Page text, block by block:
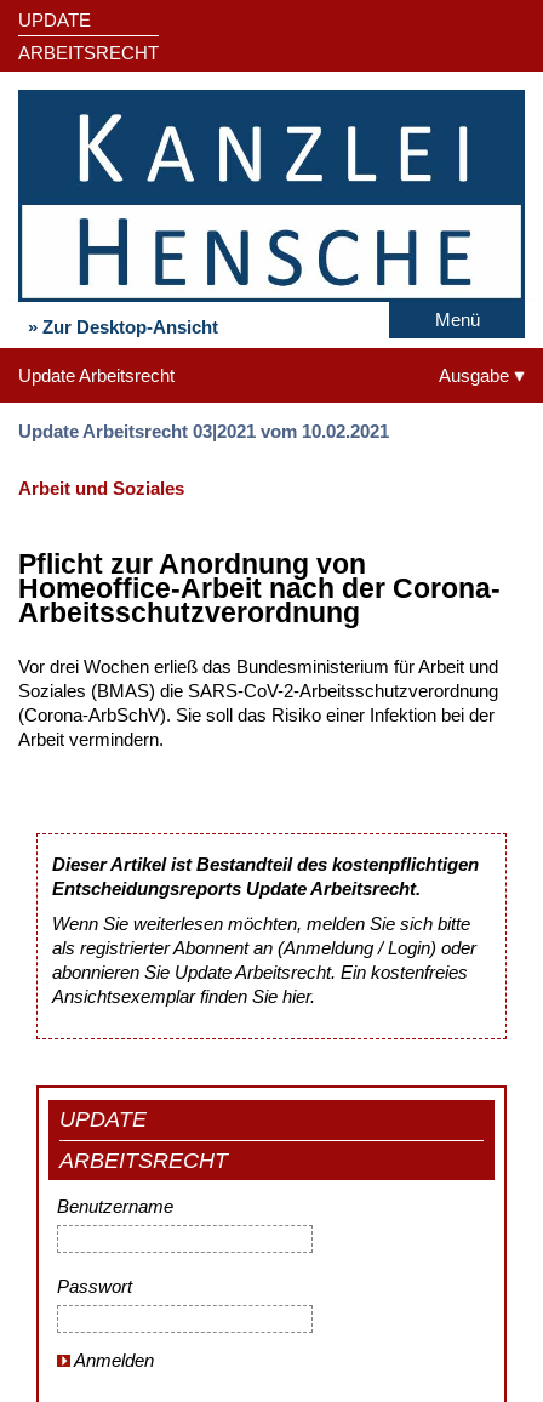
UPDATE
ARBEITSRECHT
» Zur Desktop-Ansicht Menü
Update Arbeitsrecht Ausgabe
Update Arbeitsrecht 03|2021 vom 10.02.2021
Arbeit und Soziales
Pflicht zur Anordnung von
Homeoffice-Arbeit nach der Corona-
Arbeitsschutzverordnung
Vor drei Wochen erließ das Bundesministerium für Arbeit und
Soziales (BMAS) die SARS-CoV-2-Arbeitsschutzverordnung
(Corona-ArbSchV). Sie soll das Risiko einer Infektion bei der
Arbeit vermindern.
Dieser Artikel ist Bestandteil des kostenpflichtigen
Entscheidungsreports Update Arbeitsrecht.
Wenn Sie weiterlesen möchten, melden Sie sich bitte
als registrierter Abonnent an (Anmeldung / Login) oder
abonnieren Sie Update Arbeitsrecht. Ein kostenfreies
Ansichtsexemplar finden Sie hier.
UPDATE
ARBEITSRECHT
Benutzername
Passwort
Anmelden